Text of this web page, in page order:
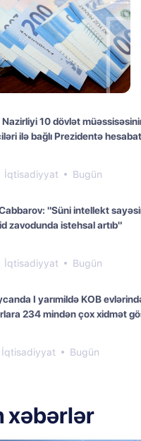
10 dövlət
ilə bağlı Prezidentə
İqtisadiyyat Bugün
"Süni intellekt
zavodunda istehsal artıb"
İqtisadiyyat Bugün
I yarımildə KOB
234 mindən çox xidmət
İqtisadiyyat Bugün
xəbərlər